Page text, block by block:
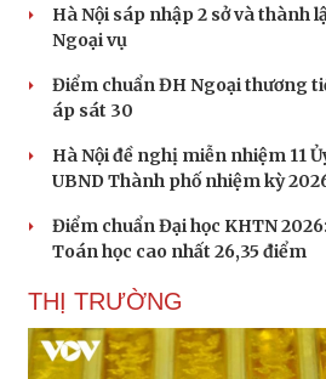
Hà Nội sáp nhập 2 sở và thành
Ngoại vụ
Điểm chuẩn ĐH Ngoại thương
áp sát 30
Hà Nội đề nghị miễn nhiệm 11
UBND Thành phố nhiệm kỳ
Điểm chuẩn Đại học KHTN
Toán học cao nhất 26,35 điểm
THỊ TRƯỜNG